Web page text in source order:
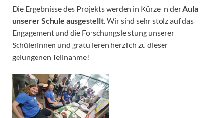
Die Ergebnisse des Projekts werden in Kürze in derAula
unserer Schule ausgestellt. Wir sind sehr stolz auf das
Engagement und die Forschungsleistung unserer
Schülerinnen und gratulieren herzlich zu dieser
gelungenen Teilnahme!